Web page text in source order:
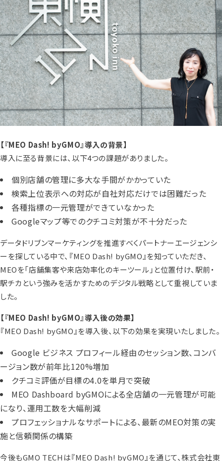
【『MEO Dash! byGMO』導入の背景】
導入に至る背景には、以下4つの課題がありました。
個別店舗の管理に多大な手間がかかっていた
検索上位表示への対応が自社対応だけでは困難だった
各種指標の一元管理ができていなかった
Googleマップ等でのクチコミ対策が不十分だった
データドリブンマーケティングを推進すべくパートナーエージェンシ
ーを探している中で、『MEO Dash! byGMO』を知っていただき、
MEOを「店舗集客や来店効率化のキーツール」と位置付け、駅前・
駅チカという強みを活かすためのデジタル戦略として重視していま
した。
【『MEO Dash! byGMO』導入後の効果】
『MEO Dash! byGMO』を導入後、以下の効果を実現いたしました。
Google ビジネス プロフィール経由のセッション数、コンバ
ージョン数が前年比120%増加
クチコミ評価が目標の4.0を単月で突破
MEO Dashboard byGMOによる全店舗の一元管理が可能
になり、運用工数を大幅削減
プロフェッショナルなサポートによる、最新のMEO対策の実
施と信頼関係の構築
今後もGMO TECHは『MEO Dash! byGMO』を通じて、株式会社東